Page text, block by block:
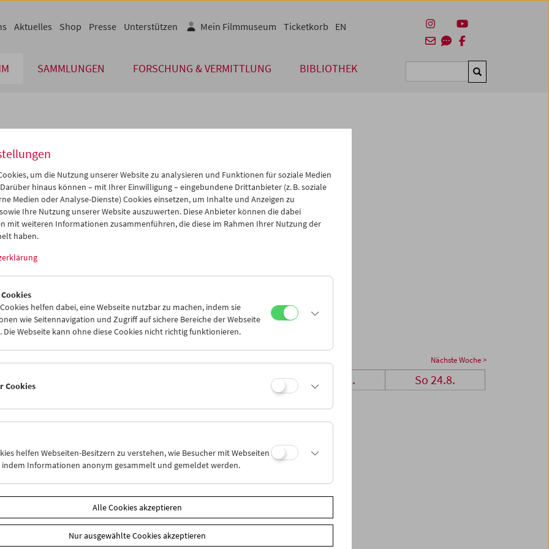
SAMMLUNGEN FORSCHUNG & VERMITTLUNG BIBLIOTHEK Suchen
Aktuelles Shop Presse Unterstützen Mein Filmmuseum Ticketkorb EN
Aug 2008 >>
Mi Do Fr Sa So
30 31 01 02
03
06 07 08 09
10
13 14
20 21
03
iCalender
Programmheft-PDF
English language or subtitles
Nächste Woche >
Mi 20.8. Sa 23.8. So 24.8.
um die Nutzung unserer Website zu analysieren und Funktionen für soziale Medien
hinaus können – mit Ihrer Einwilligung – eingebundene Drittanbieter (z. B. soziale
Medien oder Analyse-Dienste) Cookies einsetzen, um Inhalte und Anzeigen zu
Ihre Nutzung unserer Website auszuwerten. Diese Anbieter können die dabei
mit weiteren Informationen zusammenführen, die diese im Rahmen Ihrer Nutzung der
haben.
helfen dabei, eine Webseite nutzbar zu machen, indem sie
wie Seitennavigation und Zugriff auf sichere Bereiche der Webseite
Die Webseite kann ohne diese Cookies nicht richtig funktionieren.
Cookies
helfen Webseiten-Besitzern zu verstehen, wie Besucher mit Webseiten
indem Informationen anonym gesammelt und gemeldet werden.
Alle Cookies akzeptieren
Nur ausgewählte Cookies akzeptieren